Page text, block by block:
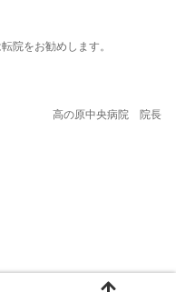
院をお勧めします。
高の原中央病院 院長